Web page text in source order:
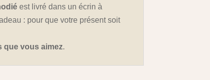
est livré dans un écrin à
: pour que votre présent soit
que vous aimez.